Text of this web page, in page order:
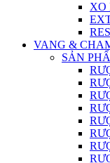
XO
VANG &
SẢN